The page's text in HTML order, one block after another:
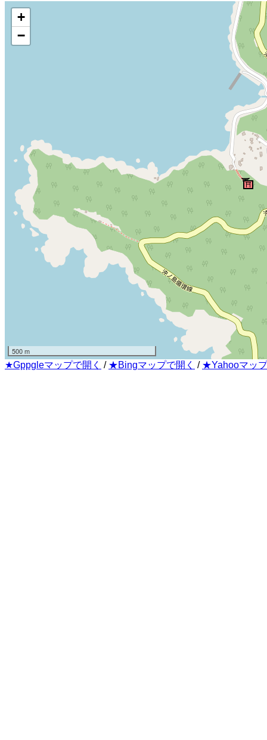
+
−
500 m
★Gppgleマップで開く / ★Bingマップで開く / ★Yahooマッ